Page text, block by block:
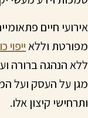
אירועי חיים
מפורטת וללא
ללא הנהגה ברורה
מגן על העסק ועל
ותרחישי קיצון אלו.